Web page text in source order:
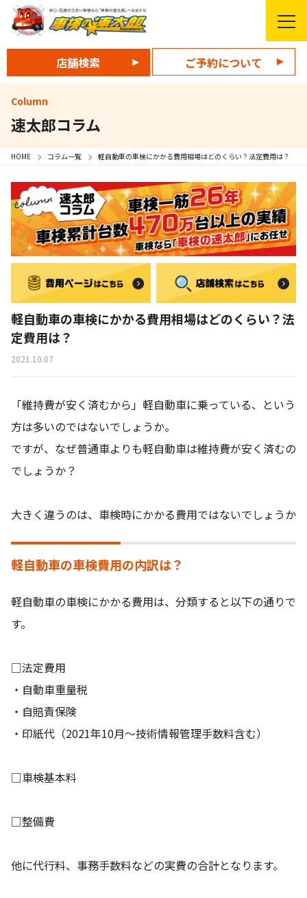
店舗検索 ご予約について
Column
速太郎コラム
HOME コラム一覧 軽自動車の車検にかかる費用相場はどのくらい？法定費用は？
軽自動車の車検にかかる費用相場はどのくらい？法
定費用は？
2021.10.07
「維持費が安く済むから」軽自動車に乗っている、という
方は多いのではないでしょうか。
ですが、なぜ普通車よりも軽自動車は維持費が安く済むの
でしょうか？
大きく違うのは、車検時にかかる費用ではないでしょうか
軽自動車の車検費用の内訳は？
軽自動車の車検にかかる費用は、分類すると以下の通りで
す。
□法定費用
・自動車重量税
・自賠責保険
・印紙代（2021年10月〜技術情報管理手数料含む）
□車検基本料
□整備費
他に代行料、事務手数料などの実費の合計となります。